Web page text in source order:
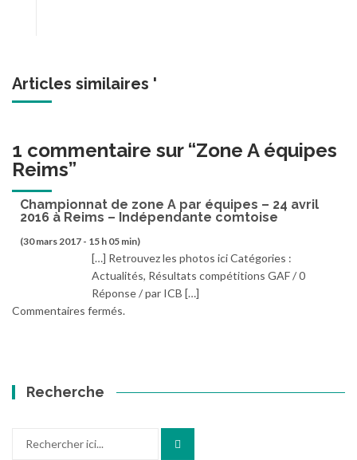
Articles similaires '
1 commentaire sur “Zone A équipes
Reims”
Championnat de zone A par équipes – 24 avril
2016 à Reims – Indépendante comtoise
(30 mars 2017 - 15 h 05 min)
[…] Retrouvez les photos ici Catégories :
Actualités, Résultats compétitions GAF / 0
Réponse / par ICB […]
Commentaires fermés.
Recherche